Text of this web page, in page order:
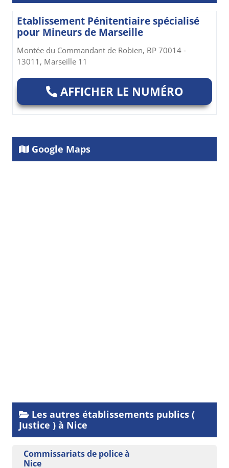
Etablissement Pénitentiaire spécialisé
pour Mineurs de Marseille
Montée du Commandant de Robien, BP 70014 -
13011, Marseille 11
AFFICHER LE NUMÉRO
Google Maps
Les autres établissements publics (
Justice ) à Nice
Commissariats de police à
Nice